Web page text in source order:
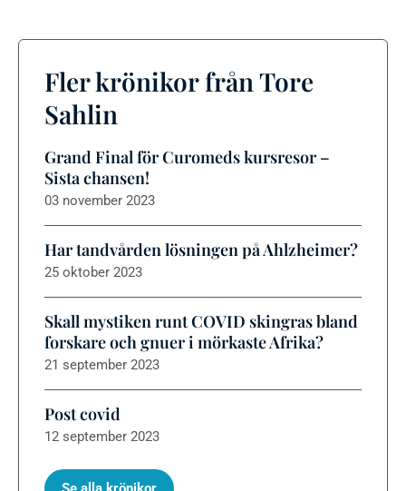
Fler krönikor från Tore
Sahlin
Grand Final för Curomeds kursresor –
Sista chansen!
03 november 2023
Har tandvården lösningen på Ahlzheimer?
25 oktober 2023
Skall mystiken runt COVID skingras bland
forskare och gnuer i mörkaste Afrika?
21 september 2023
Post covid
12 september 2023